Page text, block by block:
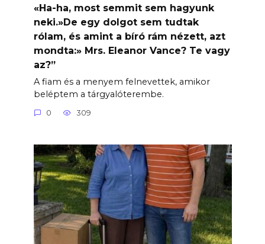
«Ha-ha, most semmit sem hagyunk
neki.»De egy dolgot sem tudtak
rólam, és amint a bíró rám nézett, azt
mondta:» Mrs. Eleanor Vance? Te vagy
az?”
A fiam és a menyem felnevettek, amikor
beléptem a tárgyalóterembe.
0 309